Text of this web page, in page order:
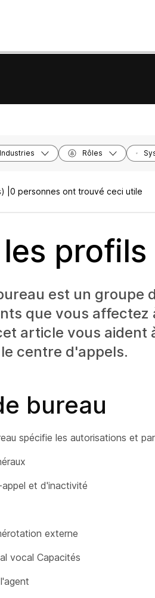
Industries Rôles
| 0 personnes ont trouvé ceci utile
est un groupe
que vous affectez
article vous aident
centre d'appels.
bureau
spécifie les autorisations et
et d'inactivité
externe
vocal Capacités